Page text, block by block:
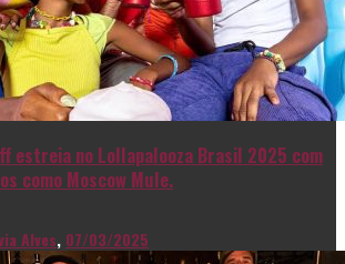
estreia no Lollapalooza Brasil 2025 com
como Moscow Mule.
Alves, 07/03/2025